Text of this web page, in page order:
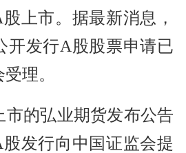
上市。据最新消息，
开发行A股股票申请已
理。
市的弘业期货发布公告
发行向中国证监会提